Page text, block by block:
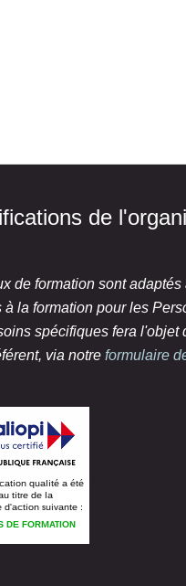
de
de formation sont
à la formation pour les
spécifiques fera
via notreformulaire